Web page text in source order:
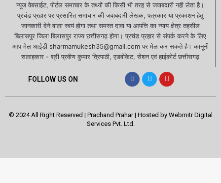
न्यूज वेबसाईट, पोर्टल समाचार के तथ्यों की किसी भी तरह से जवाबदारी नही लेता है।
प्रचंड प्रहार पर प्रसारित समाचार की जवाबदारी लेखक, पत्रकार या प्रकाशन हेतु
जानकारी देने वाला स्वयं होगा तथा समस्त दावा या आपत्ति का न्याय क्षेत्र तहसील
बिलासपुर जिला बिलासपुर राज्य छत्तीसगढ़ होगा। प्रचंड प्रहार से संपर्क करने के लिए
आप मेल आईडी sharmamukesh35@gmail.com पर मेल कर सकते है। कानूनी
सलाहकार - श्री प्रवीण कुमार त्रिपाठी, एडवोकेट, सेशन एवं हाईकोर्ट छत्तीसगढ़
FOLLOW US ON
© 2024 All Right Reserved | Prachand Prahar | Hosted by Webmitr Digital
Services Pvt. Ltd.